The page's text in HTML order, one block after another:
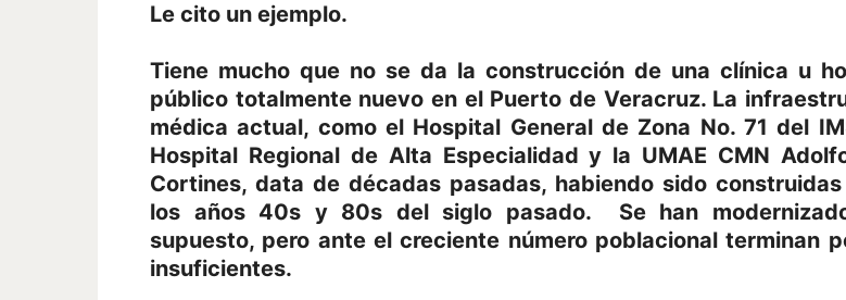
Le cito un ejemplo.
Tiene mucho que no se da la construcción de una clínica u
público totalmente nuevo en el Puerto de Veracruz. La
médica actual, como el Hospital General de Zona No. 71 del
Hospital Regional de Alta Especialidad y la UMAE CMN
Cortines, data de décadas pasadas, habiendo sido
los años 40s y 80s del siglo pasado. Se han
supuesto, pero ante el creciente número poblacional terminan
insuficientes.